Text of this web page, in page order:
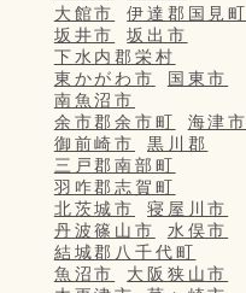
大館市
伊達郡国見町
坂井市
坂出市
下水内郡栄村
東かがわ市
国東市
南魚沼市
余市郡余市町
海津市
御前崎市
黒川郡
三戸郡南部町
羽咋郡志賀町
北茨城市
寝屋川市
丹波篠山市
水俣市
結城郡八千代町
魚沼市
大阪狭山市